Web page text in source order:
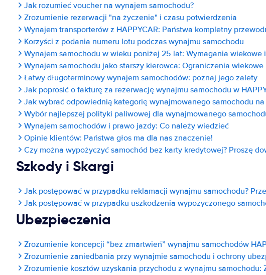
Jak rozumieć voucher na wynajem samochodu?
Zrozumienie rezerwacji "na życzenie" i czasu potwierdzenia
Wynajem transporterów z HAPPYCAR: Państwa kompletny
Korzyści z podania numeru lotu podczas wynajmu samochodu
Wynajem samochodu w wieku poniżej 25 lat: Wymagania wiekowe
Wynajem samochodu jako starszy kierowca: Ograniczenia wiekowe
Łatwy długoterminowy wynajem samochodów: poznaj jego zalety
Jak poprosić o fakturę za rezerwację wynajmu samochodu w
Jak wybrać odpowiednią kategorię wynajmowanego samochodu na
Wybór najlepszej polityki paliwowej dla wynajmowanego
Wynajem samochodów i prawo jazdy: Co należy wiedzieć
Opinie klientów: Państwa głos ma dla nas znaczenie!
Czy można wypożyczyć samochód bez karty kredytowej? Proszę
Szkody i Skargi
Jak postępować w przypadku reklamacji wynajmu samochodu?
Jak postępować w przypadku uszkodzenia wypożyczonego
Ubezpieczenia
Zrozumienie koncepcji “bez zmartwień” wynajmu samochodów
Zrozumienie zaniedbania przy wynajmie samochodu i ochrony
Zrozumienie kosztów uzyskania przychodu z wynajmu samochodu: